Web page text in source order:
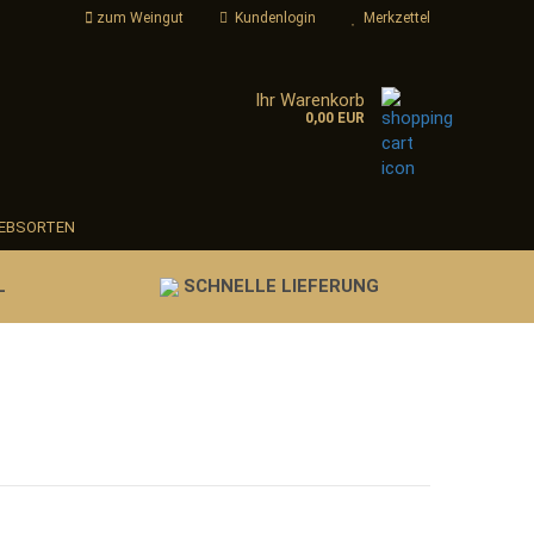
zum Weingut Kundenlogin
Mail
Merkzettel
Ihr Warenkorb
0,00 EUR
SCHNELLE LIEFERUNG